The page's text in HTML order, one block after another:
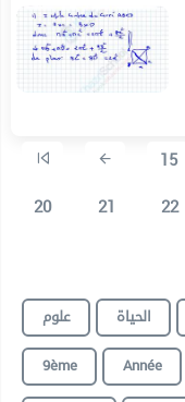
9:12
15
20
21 22
علوم الحياة
9ème
Année